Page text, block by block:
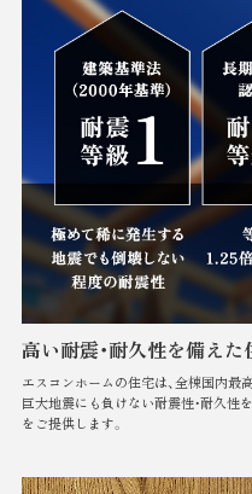
高い耐震・耐久性を備えた
エスコンホームの住宅は、全棟国内最
巨大地震にも負けない耐震性・耐久
をご提供します。